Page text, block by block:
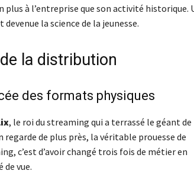
plus à l’entreprise que son activité historique.
la science de la jeunesse.
la distribution
des formats physiques
, le roi du streaming qui a terrassé le géant de
regarde de plus près, la véritable prouesse de
c’est d’avoir changé trois fois de métier en
vue.